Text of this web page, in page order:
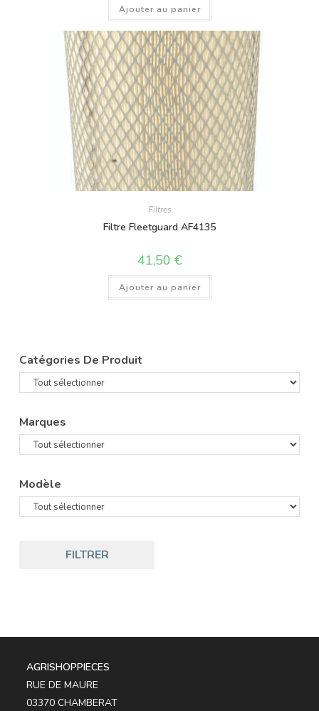
Ajouter au panier
Filtres
Filtre Fleetguard AF4135
41,50 €
Ajouter au panier
Catégories De Produit
Marques
Modèle
FILTRER
AGRISHOPPIECES
RUE DE MAURE
03370 CHAMBERAT